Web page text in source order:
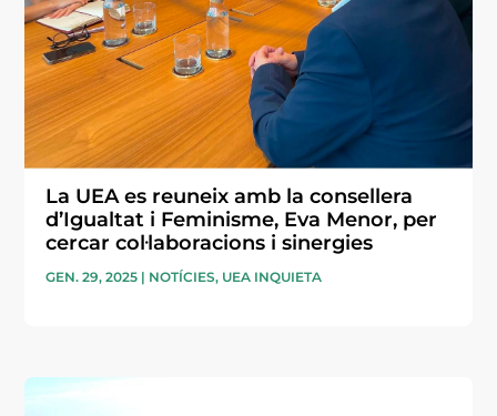
La UEA es reuneix amb la consellera
d’Igualtat i Feminisme, Eva Menor, per
cercar col·laboracions i sinergies
GEN. 29, 2025 | NOTÍCIES, UEA INQUIETA